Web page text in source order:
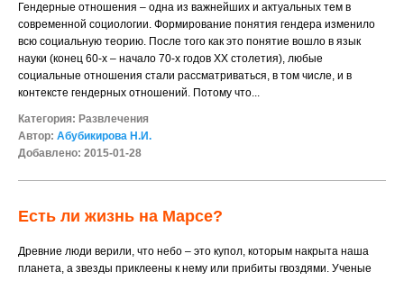
Гендерные отношения – одна из важнейших и актуальных тем в
современной социологии. Формирование понятия гендера изменило
всю социальную теорию. После того как это понятие вошло в язык
науки (конец 60-х – начало 70-х годов XX столетия), любые
социальные отношения стали рассматриваться, в том числе, и в
контексте гендерных отношений. Потому что...
Категория: Развлечения
Автор: Абубикирова Н.И.
Добавлено: 2015-01-28
Есть ли жизнь на Марсе?
Древние люди верили, что небо – это купол, которым накрыта наша
планета, а звезды приклеены к нему или прибиты гвоздями. Ученые